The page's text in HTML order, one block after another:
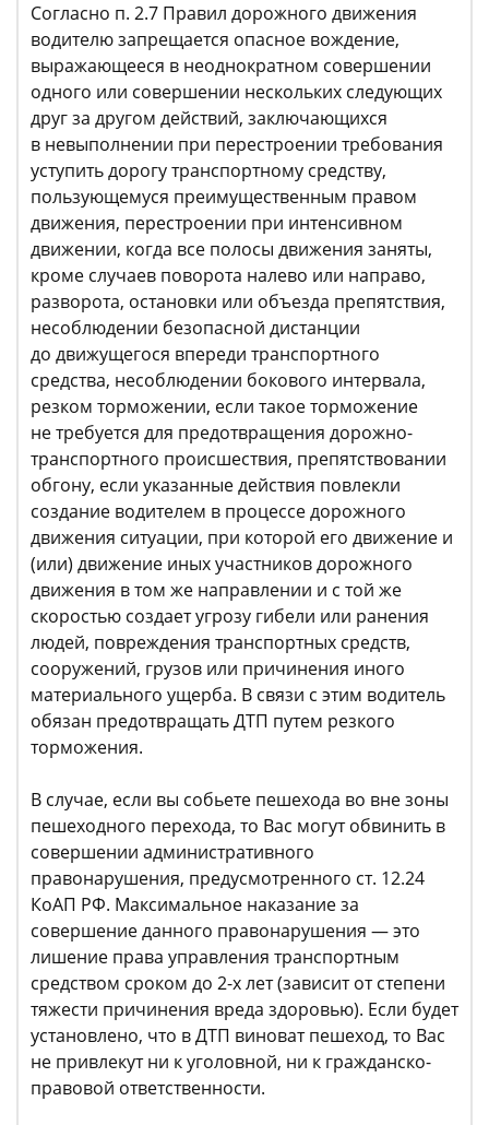
Согласно п. 2.7 Правил дорожного движения
водителю запрещается опасное вождение,
выражающееся в неоднократном совершении
одного или совершении нескольких следующих
друг за другом действий, заключающихся
в невыполнении при перестроении требования
уступить дорогу транспортному средству,
пользующемуся преимущественным правом
движения, перестроении при интенсивном
движении, когда все полосы движения заняты,
кроме случаев поворота налево или направо,
разворота, остановки или объезда препятствия,
несоблюдении безопасной дистанции
до движущегося впереди транспортного
средства, несоблюдении бокового интервала,
резком торможении, если такое торможение
не требуется для предотвращения дорожно-
транспортного происшествия, препятствовании
обгону, если указанные действия повлекли
создание водителем в процессе дорожного
движения ситуации, при которой его движение и
(или) движение иных участников дорожного
движения в том же направлении и с той же
скоростью создает угрозу гибели или ранения
людей, повреждения транспортных средств,
сооружений, грузов или причинения иного
материального ущерба. В связи с этим водитель
обязан предотвращать ДТП путем резкого
торможения.
В случае, если вы собьете пешехода во вне зоны
пешеходного перехода, то Вас могут обвинить в
совершении административного
правонарушения, предусмотренного ст. 12.24
КоАП РФ. Максимальное наказание за
совершение данного правонарушения — это
лишение права управления транспортным
средством сроком до 2-х лет (зависит от степени
тяжести причинения вреда здоровью). Если будет
установлено, что в ДТП виноват пешеход, то Вас
не привлекут ни к уголовной, ни к гражданско-
правовой ответственности.